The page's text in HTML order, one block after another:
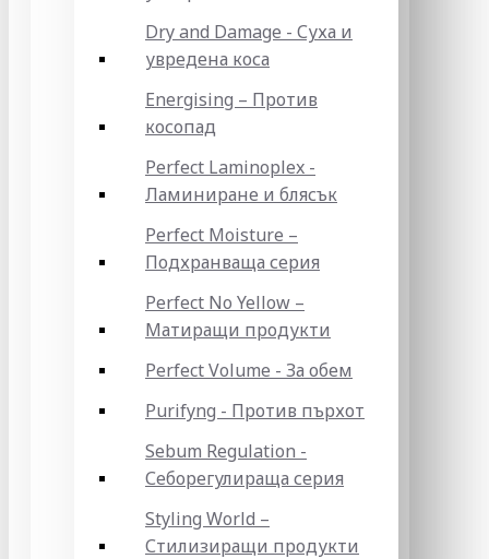
Dry and Damage - Суха и
увредена коса
Energising – Против
косопад
Perfect Laminoplex -
Ламиниране и блясък
Perfect Moisture –
Подхранваща серия
Perfect No Yellow –
Матиращи продукти
Perfect Volume - За обем
Purifyng - Против пърхот
Sebum Regulation -
Себорегулираща серия
Styling World –
Стилизиращи продукти